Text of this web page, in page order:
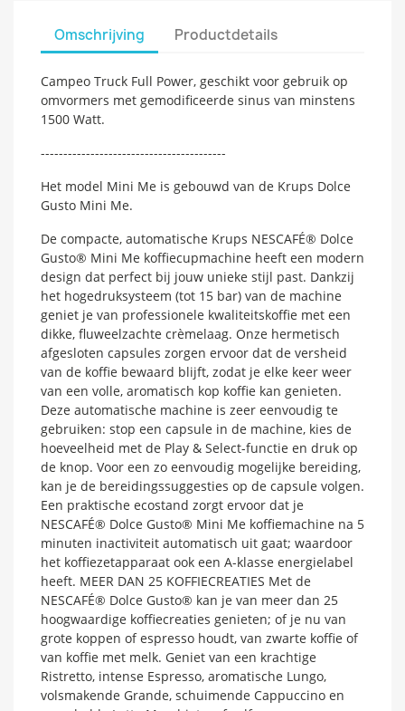
Omschrijving Productdetails
Campeo Truck Full Power, geschikt voor gebruik op
omvormers met gemodificeerde sinus van minstens
1500 Watt.
-----------------------------------------
Het model Mini Me is gebouwd van de Krups Dolce
Gusto Mini Me.
De compacte, automatische Krups NESCAFÉ® Dolce
Gusto® Mini Me koffiecupmachine heeft een modern
design dat perfect bij jouw unieke stijl past. Dankzij
het hogedruksysteem (tot 15 bar) van de machine
geniet je van professionele kwaliteitskoffie met een
dikke, fluweelzachte crèmelaag. Onze hermetisch
afgesloten capsules zorgen ervoor dat de versheid
van de koffie bewaard blijft, zodat je elke keer weer
van een volle, aromatisch kop koffie kan genieten.
Deze automatische machine is zeer eenvoudig te
gebruiken: stop een capsule in de machine, kies de
hoeveelheid met de Play & Select-functie en druk op
de knop. Voor een zo eenvoudig mogelijke bereiding,
kan je de bereidingssuggesties op de capsule volgen.
Een praktische ecostand zorgt ervoor dat je
NESCAFÉ® Dolce Gusto® Mini Me koffiemachine na 5
minuten inactiviteit automatisch uit gaat; waardoor
het koffiezetapparaat ook een A-klasse energielabel
heeft. MEER DAN 25 KOFFIECREATIES Met de
NESCAFÉ® Dolce Gusto® kan je van meer dan 25
hoogwaardige koffiecreaties genieten; of je nu van
grote koppen of espresso houdt, van zwarte koffie of
van koffie met melk. Geniet van een krachtige
Ristretto, intense Espresso, aromatische Lungo,
volsmakende Grande, schuimende Cappuccino en